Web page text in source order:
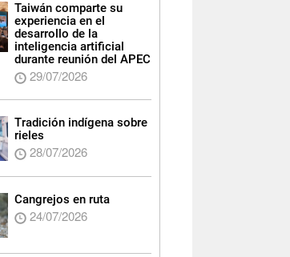
Taiwán comparte su
experiencia en el
desarrollo de la
inteligencia artificial
durante reunión del APEC
29/07/2026
Tradición indígena sobre
rieles
28/07/2026
Cangrejos en ruta
24/07/2026